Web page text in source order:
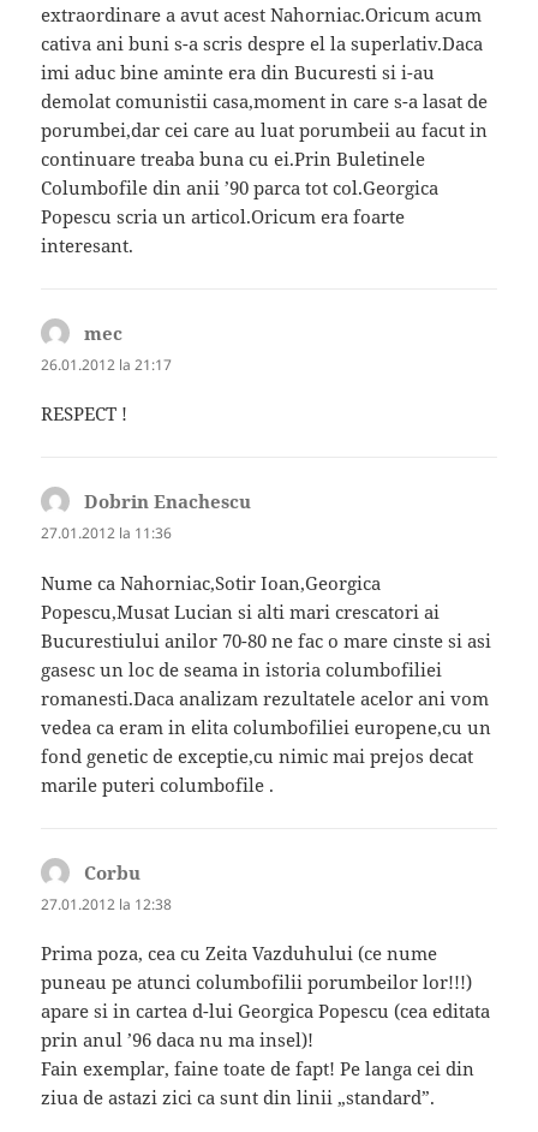
extraordinare a avut acest Nahorniac.Oricum acum
cativa ani buni s-a scris despre el la superlativ.Daca
imi aduc bine aminte era din Bucuresti si i-au
demolat comunistii casa,moment in care s-a lasat de
porumbei,dar cei care au luat porumbeii au facut in
continuare treaba buna cu ei.Prin Buletinele
Columbofile din anii ’90 parca tot col.Georgica
Popescu scria un articol.Oricum era foarte
interesant.
mec
26.01.2012 la 21:17
RESPECT !
Dobrin Enachescu
27.01.2012 la 11:36
Nume ca Nahorniac,Sotir Ioan,Georgica
Popescu,Musat Lucian si alti mari crescatori ai
Bucurestiului anilor 70-80 ne fac o mare cinste si asi
gasesc un loc de seama in istoria columbofiliei
romanesti.Daca analizam rezultatele acelor ani vom
vedea ca eram in elita columbofiliei europene,cu un
fond genetic de exceptie,cu nimic mai prejos decat
marile puteri columbofile .
Corbu
27.01.2012 la 12:38
Prima poza, cea cu Zeita Vazduhului (ce nume
puneau pe atunci columbofilii porumbeilor lor!!!)
apare si in cartea d-lui Georgica Popescu (cea editata
prin anul ’96 daca nu ma insel)!
Fain exemplar, faine toate de fapt! Pe langa cei din
ziua de astazi zici ca sunt din linii „standard”.